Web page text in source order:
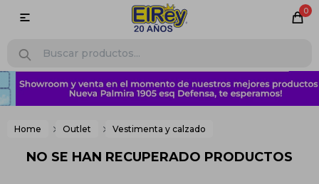
0

Home Outlet Vestimenta y calzado
NO SE HAN RECUPERADO PRODUCTOS